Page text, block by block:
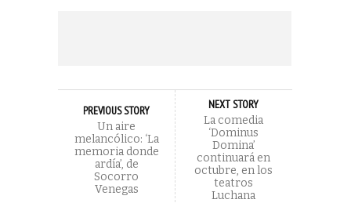
PREVIOUS STORY
Un aire
melancólico: ‘La
memoria donde
ardía’, de
Socorro
Venegas
NEXT STORY
La comedia
‘Dominus
Domina’
continuará en
octubre, en los
teatros
Luchana